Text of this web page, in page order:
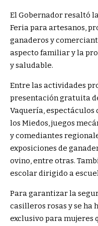
El Gobernador resaltó
Feria para artesanos,
ganaderos y
aspecto familiar y la
y saludable.
Entre las actividades
presentación gratuita
Vaquería, espectáculos
los Miedos, juegos
y comediantes
exposiciones de
ovino, entre otras.
escolar dirigido a
Para garantizar la
casilleros rosas y se
exclusivo para mujeres